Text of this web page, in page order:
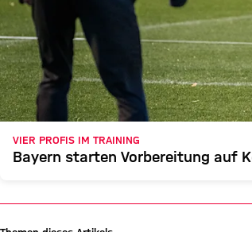
VIER PROFIS IM TRAINING
Bayern starten Vorbereitung auf